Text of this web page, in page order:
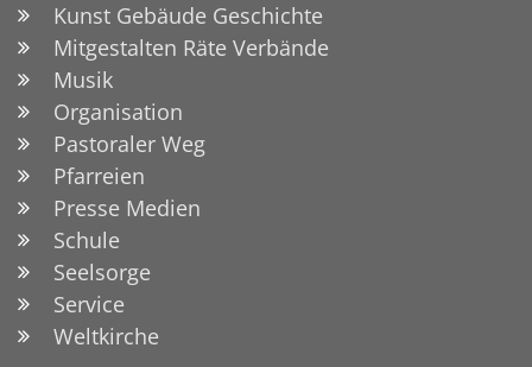
Kunst Gebäude Geschichte
Mitgestalten Räte Verbände
Musik
Organisation
Pastoraler Weg
Pfarreien
Presse Medien
Schule
Seelsorge
Service
Weltkirche